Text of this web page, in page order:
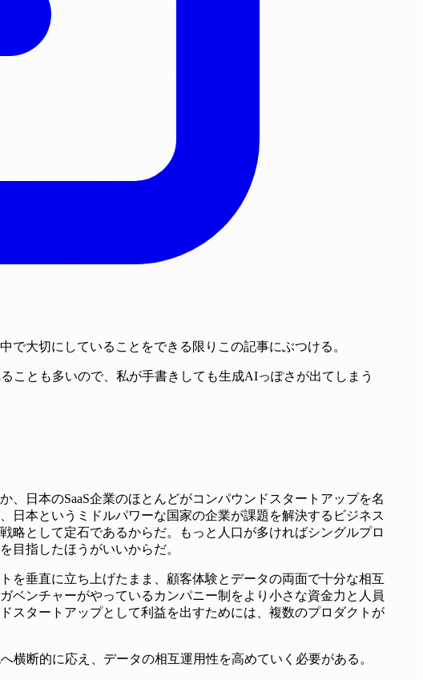
大切にしていることをできる限りこの記事にぶつける。
ことも多いので、私が手書きしても生成AIっぽさが出てしまう
日本のSaaS企業のほとんどがコンパウンドスタートアップを名
日本というミドルパワーな国家の企業が課題を解決するビジネス
略として定石であるからだ。もっと人口が多ければシングルプロ
目指したほうがいいからだ。
を垂直に立ち上げたまま、顧客体験とデータの両面で十分な相互
ベンチャーがやっているカンパニー制をより小さな資金力と人員
スタートアップとして利益を出すためには、複数のプロダクトが
断的に応え、データの相互運用性を高めていく必要がある。